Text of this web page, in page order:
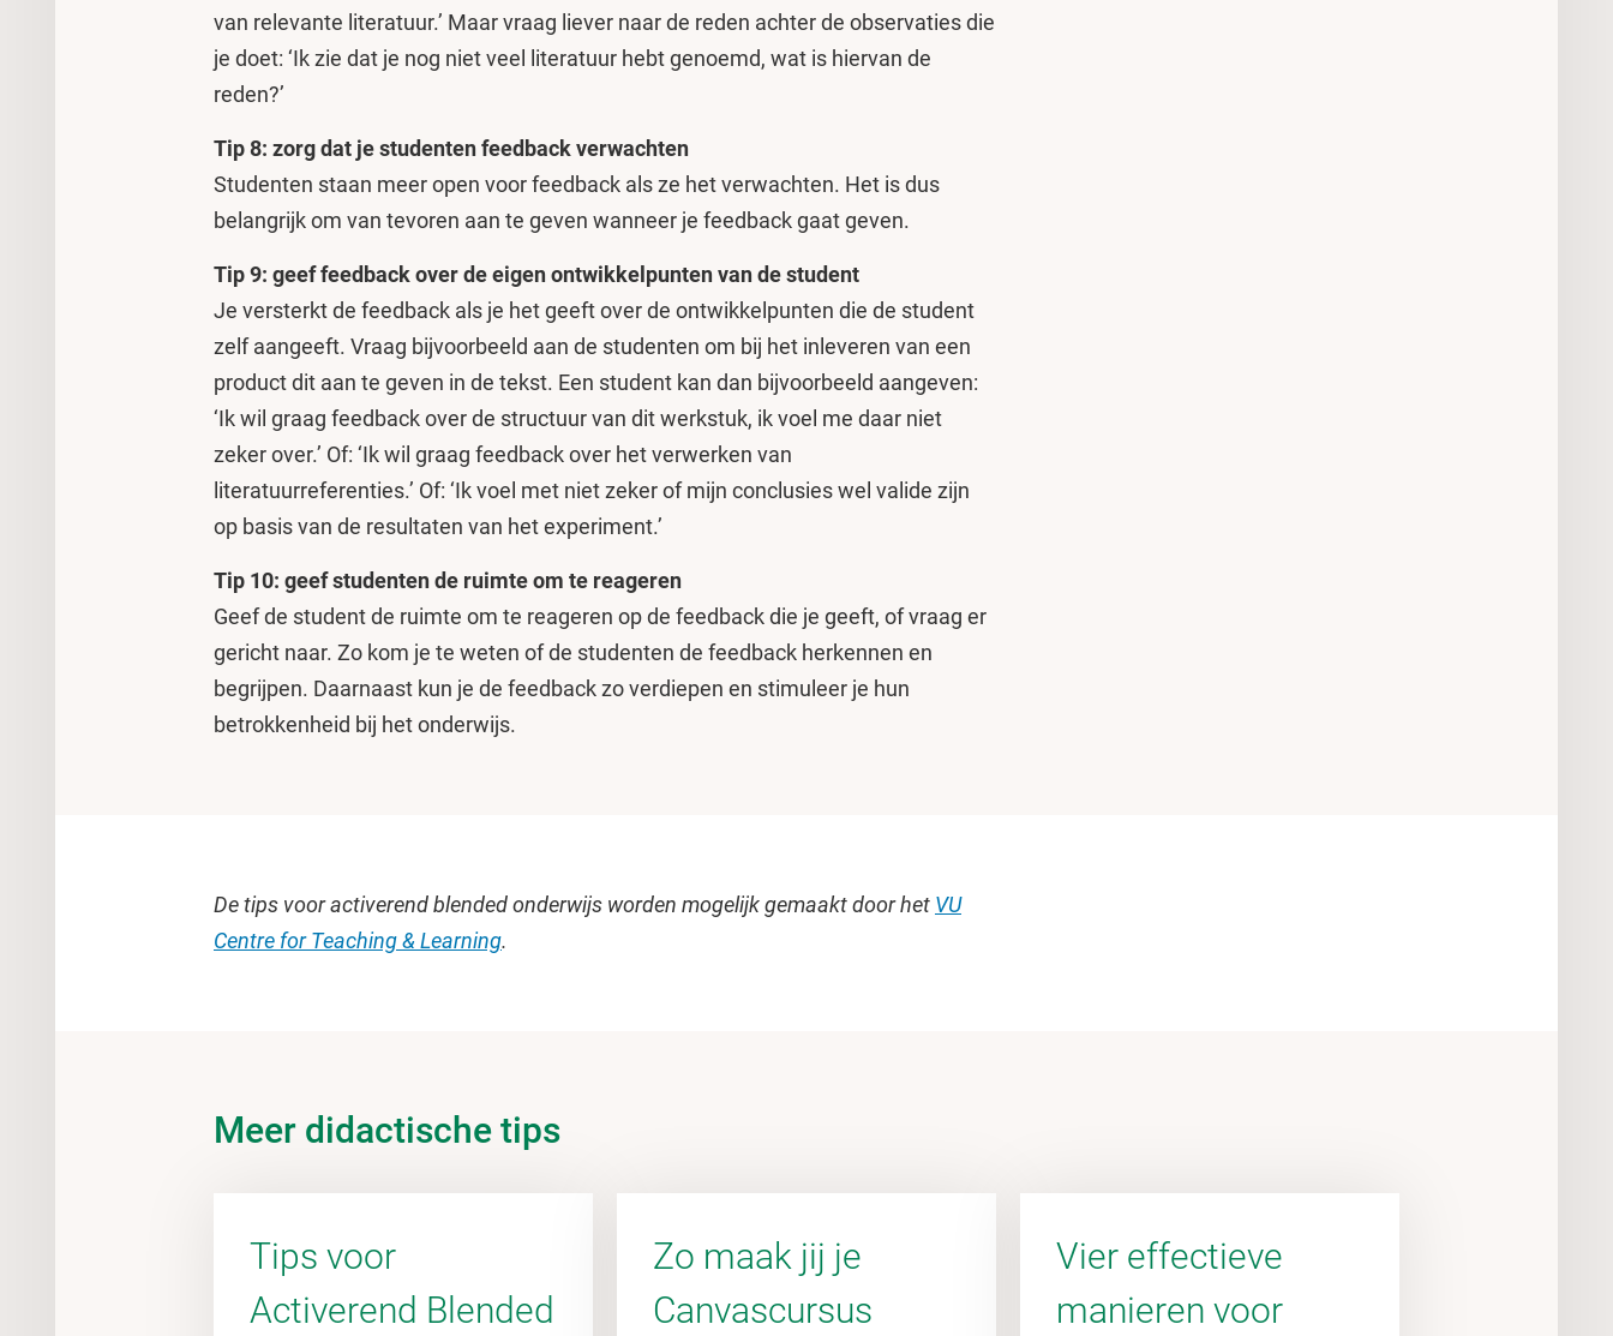
van relevante literatuur.’ Maar vraag liever naar de reden achter de observaties die
je doet: ‘Ik zie dat je nog niet veel literatuur hebt genoemd, wat is hiervan de
reden?’
Tip 8: zorg dat je studenten feedback verwachten
Studenten staan meer open voor feedback als ze het verwachten. Het is dus
belangrijk om van tevoren aan te geven wanneer je feedback gaat geven.
Tip 9: geef feedback over de eigen ontwikkelpunten van de student
Je versterkt de feedback als je het geeft over de ontwikkelpunten die de student
zelf aangeeft. Vraag bijvoorbeeld aan de studenten om bij het inleveren van een
product dit aan te geven in de tekst. Een student kan dan bijvoorbeeld aangeven:
‘Ik wil graag feedback over de structuur van dit werkstuk, ik voel me daar niet
zeker over.’ Of: ‘Ik wil graag feedback over het verwerken van
literatuurreferenties.’ Of: ‘Ik voel met niet zeker of mijn conclusies wel valide zijn
op basis van de resultaten van het experiment.’
Tip 10: geef studenten de ruimte om te reageren
Geef de student de ruimte om te reageren op de feedback die je geeft, of vraag er
gericht naar. Zo kom je te weten of de studenten de feedback herkennen en
begrijpen. Daarnaast kun je de feedback zo verdiepen en stimuleer je hun
betrokkenheid bij het onderwijs.
De tips voor activerend blended onderwijs worden mogelijk gemaakt door het VU
Centre for Teaching & Learning.
Meer didactische tips
Tips voor
Activerend Blended
Zo maak jij je
Canvascursus
Vier effectieve
manieren voor